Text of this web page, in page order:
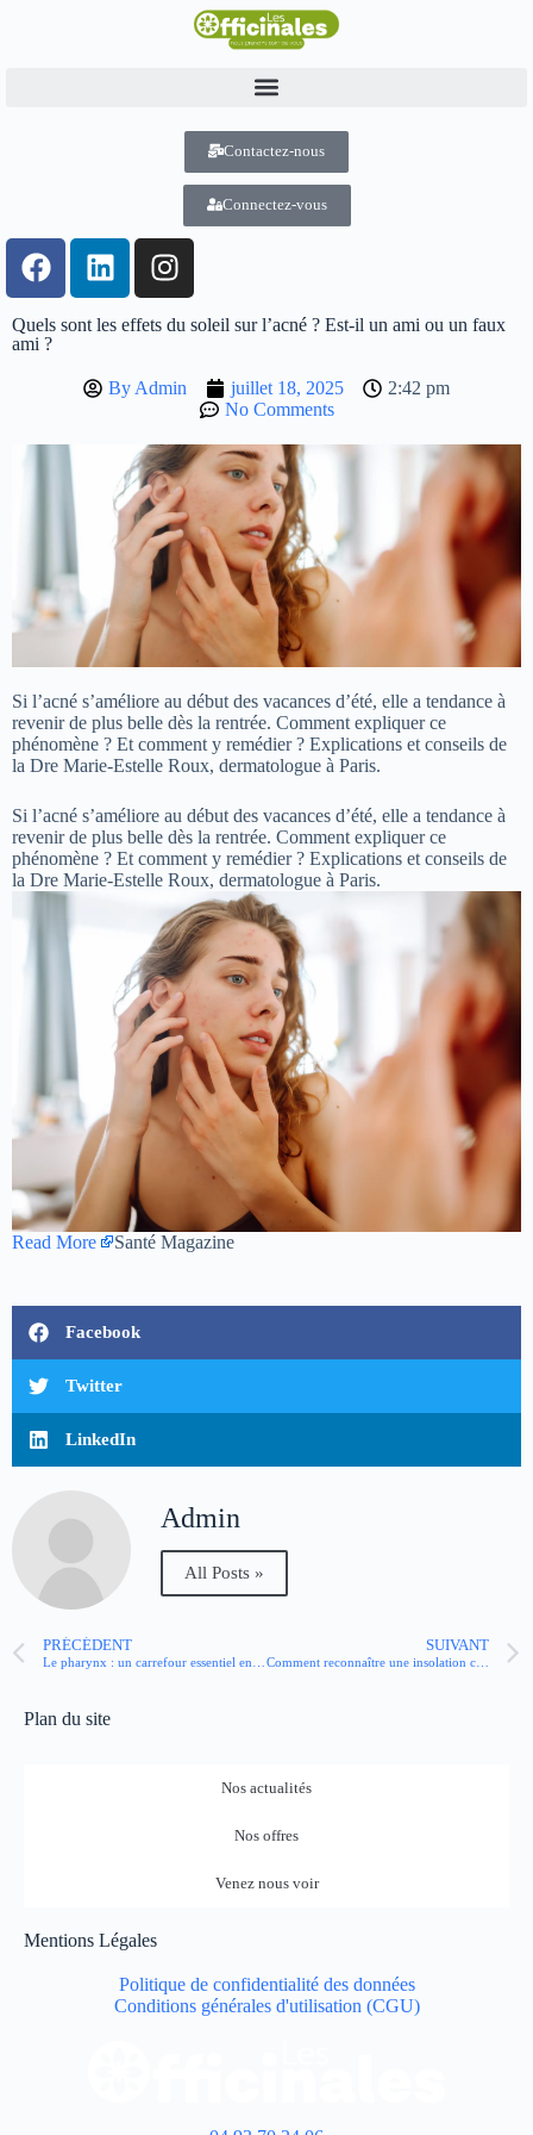
Contactez-nous
Connectez-vous
Quels sont les effets du soleil sur l’acné ? Est-il un ami ou un faux
ami ?
By Admin juillet 18, 2025
2:42 pm
No Comments
Si l’acné s’améliore au début des vacances d’été, elle a tendance à
revenir de plus belle dès la rentrée. Comment expliquer ce
phénomène ? Et comment y remédier ? Explications et conseils de
la Dre Marie-Estelle Roux, dermatologue à Paris.
Si l’acné s’améliore au début des vacances d’été, elle a tendance à
revenir de plus belle dès la rentrée. Comment expliquer ce
phénomène ? Et comment y remédier ? Explications et conseils de
la Dre Marie-Estelle Roux, dermatologue à Paris.
Read More Santé Magazine
Facebook
Twitter
LinkedIn
Admin
All Posts »
PRÉCÉDENT SUIVANT
Comment reconnaître une insolation chez l’enfant ?
Plan du site
Nos actualités
Nos offres
Venez nous voir
Mentions Légales
Politique de confidentialité des données
Conditions générales d'utilisation (CGU)